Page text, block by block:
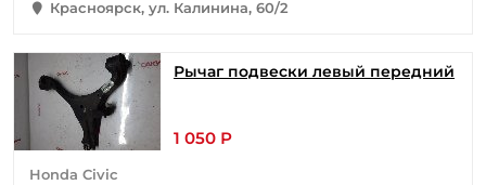
Красноярск, ул. Калинина, 60/2
Рычаг подвески левый передний
1 050 Р
Honda Civic